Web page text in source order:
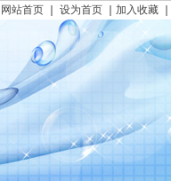
网站首页 设为首页 加入收藏